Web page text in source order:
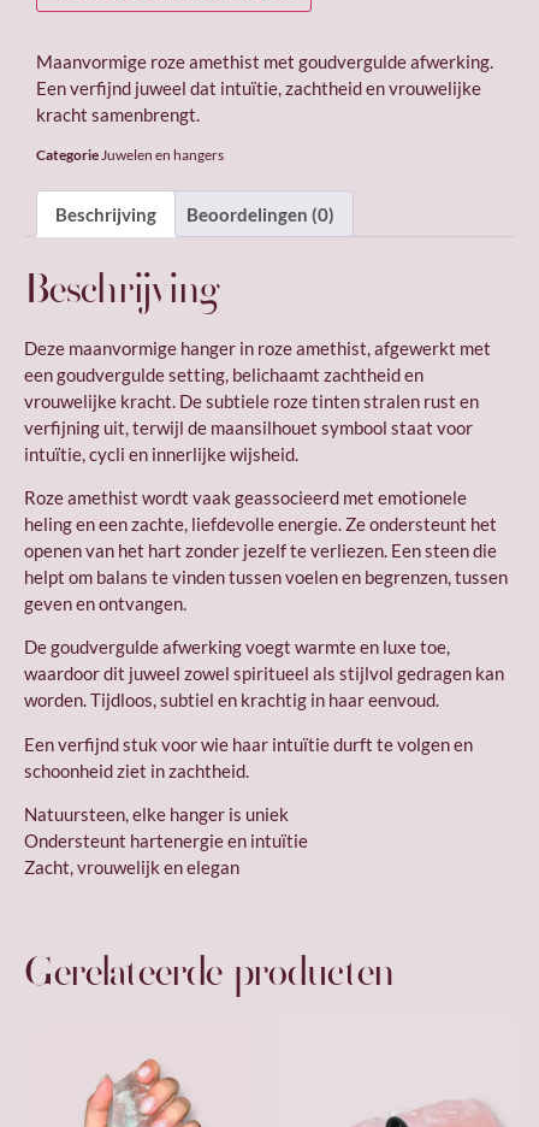
Maanvormige roze amethist met goudvergulde afwerking.
Een verfijnd juweel dat intuïtie, zachtheid en vrouwelijke
kracht samenbrengt.
CategorieJuwelen en hangers
Beschrijving Beoordelingen (0)
Beschrijving
Deze maanvormige hanger in roze amethist, afgewerkt met
een goudvergulde setting, belichaamt zachtheid en
vrouwelijke kracht. De subtiele roze tinten stralen rust en
verfijning uit, terwijl de maansilhouet symbool staat voor
intuïtie, cycli en innerlijke wijsheid.
Roze amethist wordt vaak geassocieerd met emotionele
heling en een zachte, liefdevolle energie. Ze ondersteunt het
openen van het hart zonder jezelf te verliezen. Een steen die
helpt om balans te vinden tussen voelen en begrenzen, tussen
geven en ontvangen.
De goudvergulde afwerking voegt warmte en luxe toe,
waardoor dit juweel zowel spiritueel als stijlvol gedragen kan
worden. Tijdloos, subtiel en krachtig in haar eenvoud.
Een verfijnd stuk voor wie haar intuïtie durft te volgen en
schoonheid ziet in zachtheid.
Natuursteen, elke hanger is uniek
Ondersteunt hartenergie en intuïtie
Zacht, vrouwelijk en elegan
Gerelateerde producten